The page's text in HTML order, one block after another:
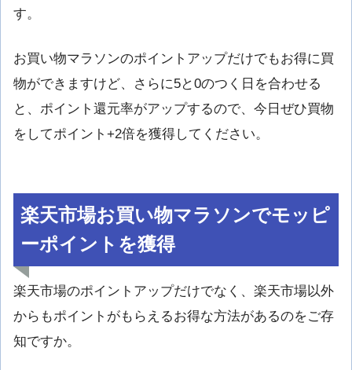
す。
お買い物マラソンのポイントアップだけでもお得に買
物ができますけど、さらに5と0のつく日を合わせる
と、ポイント還元率がアップするので、今日ぜひ買物
をしてポイント+2倍を獲得してください。
楽天市場お買い物マラソンでモッピ
ーポイントを獲得
楽天市場のポイントアップだけでなく、楽天市場以外
からもポイントがもらえるお得な方法があるのをご存
知ですか。